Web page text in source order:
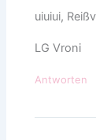
uiuiui,
LG Vroni
Antworten